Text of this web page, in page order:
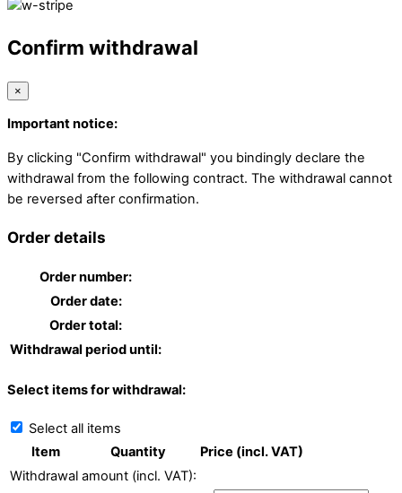
Confirm withdrawal
×
Important notice:
By clicking "Confirm withdrawal" you bindingly declare the
withdrawal from the following contract. The withdrawal cannot
be reversed after confirmation.
Order details
Order number:
Order date:
Order total:
Withdrawal period until:
Select items for withdrawal:
Select all items
Item
Quantity
Price (incl. VAT)
Withdrawal amount (incl. VAT):